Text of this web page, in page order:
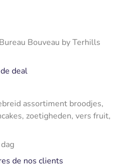
Bouveau by Terhills
deal
assortiment broodjes,
zoetigheden, vers fruit,
de nos clients